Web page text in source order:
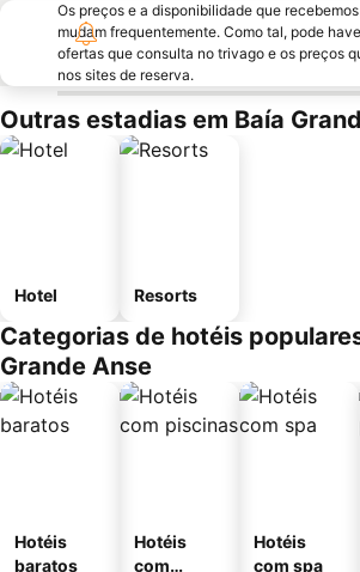
Os preços e a disponibilidade que
mudam frequentemente. Como tal, pode
ofertas que consulta no trivago e os preços
nos sites de reserva.
Outras estadias em Baía
Hotel Resorts
Categorias de hotéis
Grande Anse
Hotéis
baratos
Hotéis
com
Hotéis
com spa